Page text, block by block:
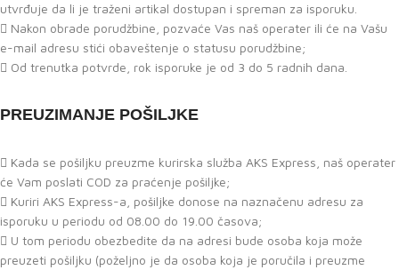
utvrđuje da li je traženi artikal dostupan i spreman za isporuku.
Nakon obrade porudžbine, pozvaće Vas naš operater ili će na Vašu
e-mail adresu stići obaveštenje o statusu porudžbine;
Od trenutka potvrde, rok isporuke je od 3 do 5 radnih dana.
PREUZIMANJE POŠILJKE
Kada se pošiljku preuzme kurirska služba AKS Express, naš operater
će Vam poslati COD za praćenje pošiljke;
Kuriri AKS Express-a, pošiljke donose na naznačenu adresu za
isporuku u periodu od 08.00 do 19.00 časova;
U tom periodu obezbedite da na adresi bude osoba koja može
preuzeti pošiljku (poželjno je da osoba koja je poručila i preuzme